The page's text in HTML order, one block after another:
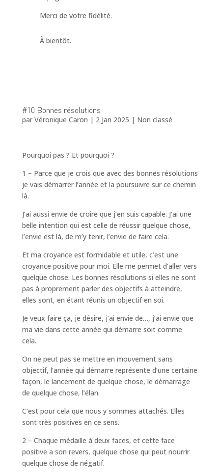
Merci de votre fidélité.
À bientôt.
#10 Bonnes résolutions
par Véronique Caron | 2 Jan 2025 | Non classé
Pourquoi pas ? Et pourquoi ?
1 – Parce que je crois que avec des bonnes résolutions
je vais démarrer l’année et la poursuivre sur ce chemin
là.
J’ai aussi envie de croire que j’en suis capable. J’ai une
belle intention qui est celle de réussir quelque chose,
l’envie est là, de m’y tenir, l’envie de faire cela.
Et ma croyance est formidable et utile, c’est une
croyance positive pour moi. Elle me permet d’aller vers
quelque chose. Les bonnes résolutions si elles ne sont
pas à proprement parler des objectifs à atteindre,
elles sont, en étant réunis un objectif en soi.
Je veux faire ça, je désire, j’ai envie de…, j’ai envie que
ma vie dans cette année qui démarre soit comme
cela.
On ne peut pas se mettre en mouvement sans
objectif, l’année qui démarre représente d’une certaine
façon, le lancement de quelque chose, le démarrage
de quelque chose, l’élan.
C’est pour cela que nous y sommes attachés. Elles
sont très positives en ce sens.
2 – Chaque médaille à deux faces, et cette face
positive a son revers, quelque chose qui peut nourrir
quelque chose de négatif.